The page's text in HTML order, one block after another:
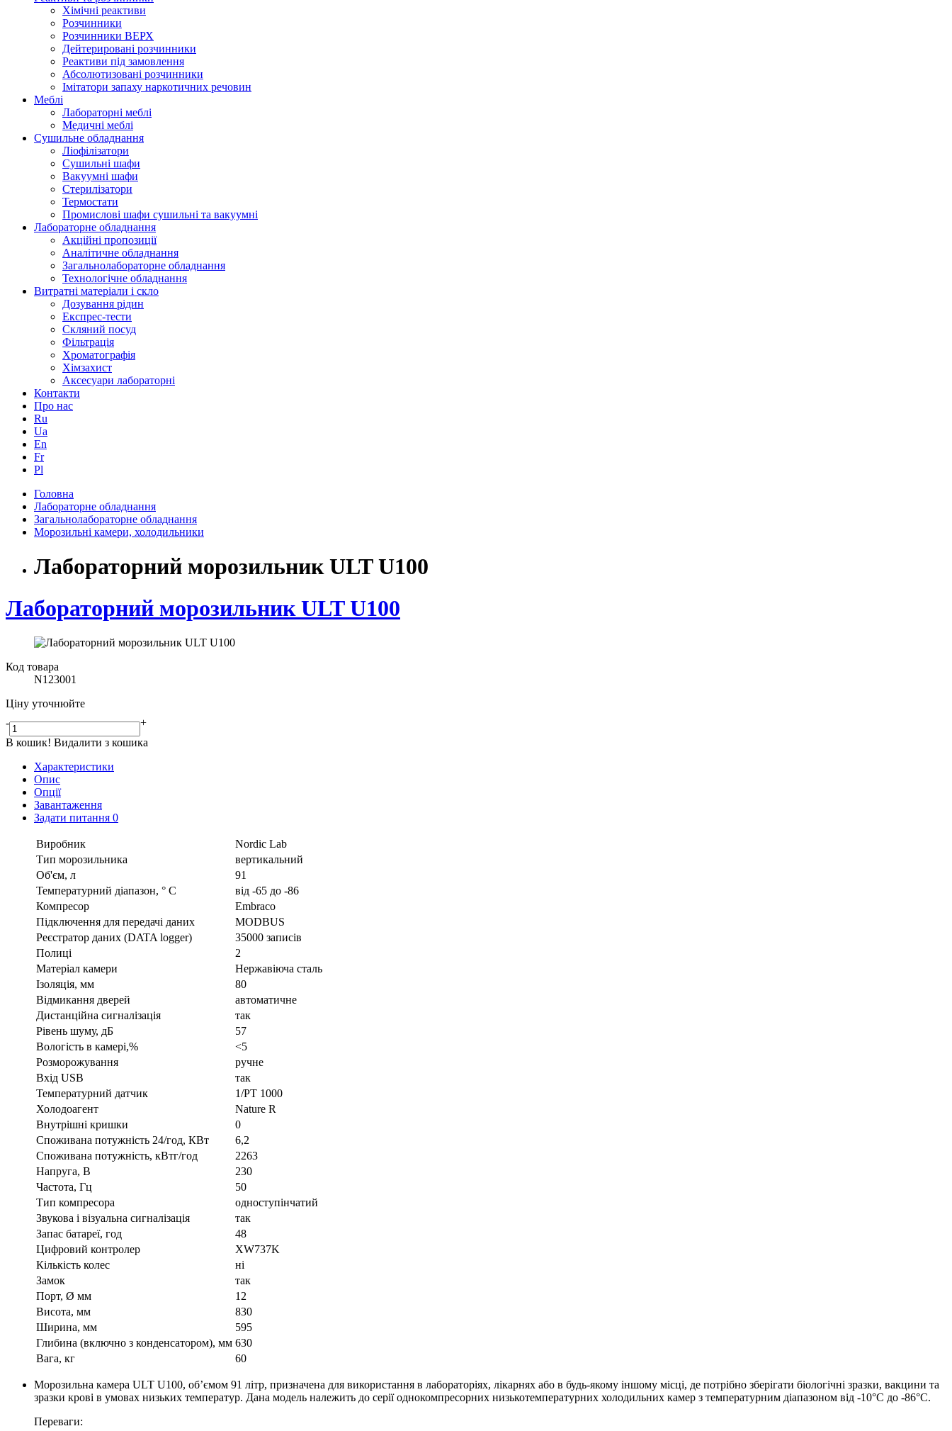
Хімічні реактиви
Розчинники
Розчинники ВЕРХ
Дейтерировані розчинники
Реактиви під замовлення
Абсолютизовані розчинники
Імітатори запаху наркотичних речовин
Меблі
Лабораторні меблі
Медичні меблі
Сушильне обладнання
Ліофілізатори
Сушильні шафи
Вакуумні шафи
Стерилізатори
Термостати
Промислові шафи сушильні та вакуумні
Лабораторне обладнання
Акційні пропозиції
Аналітичне обладнання
Загальнолабораторне обладнання
Технологічне обладнання
Витратні матеріали і скло
Дозування рідин
Експрес-тести
Скляний посуд
Фільтрація
Хроматографія
Хімзахист
Аксесуари лабораторні
Контакти
Про нас
Ru
Ua
En
Fr
Pl
Головна
Лабораторне обладнання
Загальнолабораторне обладнання
Морозильні камери, холодильники
Лабораторний морозильник ULT U100
Лабораторний морозильник ULT U100
Код товара
N123001
Ціну уточнюйте
-
+
В кошик! Видалити з кошика
Характеристики
Опис
Опції
Завантаження
Задати питання 0
Виробник
Nordic Lab
Тип морозильника
вертикальний
Об'єм, л
91
Температурний діапазон, ° С
від -65 до -86
Компресор
Embraco
Підключення для передачі даних
MODBUS
Реєстратор даних (DATA logger)
35000 записів
Полиці
2
Матеріал камери
Нержавіюча сталь
Ізоляція, мм
80
Відмикання дверей
автоматичне
Дистанційна сигналізація
так
Рівень шуму, дБ
57
Вологість в камері,%
<5
Розморожування
ручне
Вхід USB
так
Температурний датчик
1/PT 1000
Холодоагент
Nature R
Внутрішні кришки
0
Споживана потужність 24/год, КВт
6,2
Споживана потужність, кВтг/год
2263
Напруга, В
230
Частота, Гц
50
Тип компресора
одноступінчатий
Звукова і візуальна сигналізація
так
Запас батареї, год
48
Цифровий контролер
XW737K
Кількість колес
ні
Замок
так
Порт, Ø мм
12
Висота, мм
830
Ширина, мм
595
Глибина (включно з конденсатором), мм 630
Вага, кг
60
Морозильна камера ULT U100, об’ємом 91 літр, призначена для використання в лабораторіях, лікарнях або в будь-якому іншому місці, де потрібно зберігати біологічні зразки, вакцини та
зразки крові в умовах низьких температур. Дана модель належить до серії однокомпресорних низькотемпературних холодильних камер з температурним діапазоном від -10°C до -86°C.
Переваги: